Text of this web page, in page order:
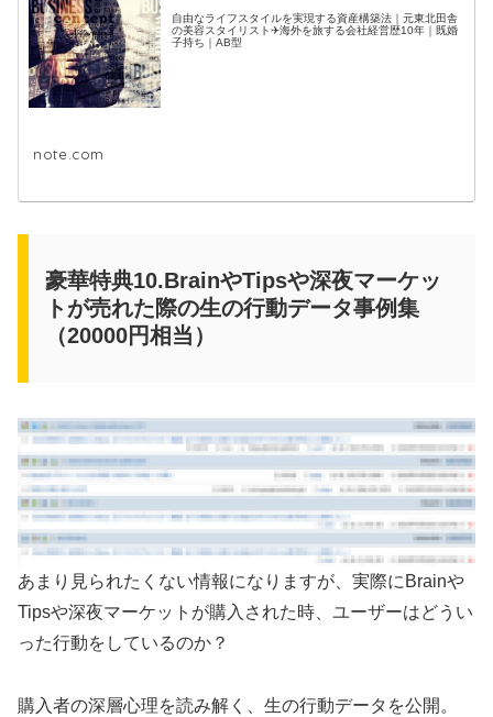
自由なライフスタイルを実現する資産構築法｜元東北田舎
の美容スタイリスト✈海外を旅する会社経営歴10年｜既婚
子持ち｜AB型
note.com
豪華特典10.BrainやTipsや深夜マーケッ
トが売れた際の生の行動データ事例集
（20000円相当）
あまり見られたくない情報になりますが、実際にBrainや
Tipsや深夜マーケットが購入された時、ユーザーはどうい
った行動をしているのか？
購入者の深層心理を読み解く、生の行動データを公開。